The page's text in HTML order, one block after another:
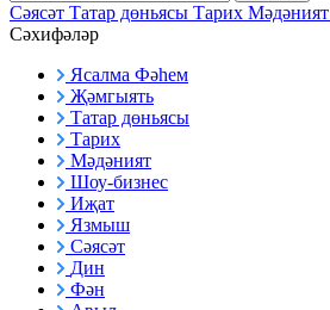
Сәясәт Татар дөньясы Тарих Мәдәният
Сәхифәләр
Ясалма Фәһем
Җәмгыять
Татар дөньясы
Тарих
Мәдәният
Шоу-бизнес
Иҗат
Язмыш
Сәясәт
Дин
Фән